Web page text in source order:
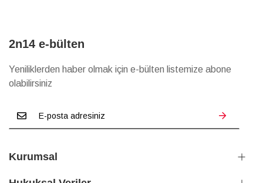
2n14 e-bülten
Yeniliklerden haber olmak için e-bülten listemize abone
olabilirsiniz
Kurumsal